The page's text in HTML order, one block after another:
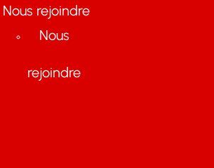
Nous
rejoindre
Nous rejoindre